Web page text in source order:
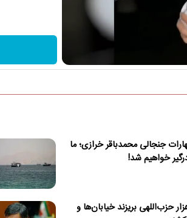
جنجالی محمدباقر خرازی؛ ما
خواهیم شد!
خرازی: ۵۰ هزار حزب‌اللهی بریزند خیابان‌ها و